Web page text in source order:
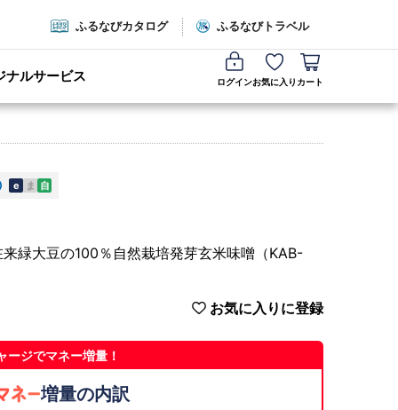
ふるなびカタログ ふるなびトラベル
ナルサービス ログインお気に入り カート
e ま 自
緑大豆の100％自然栽培発芽玄米味噌（KAB-
お気に入りに登録
ージでマネー増量！
増量の内訳